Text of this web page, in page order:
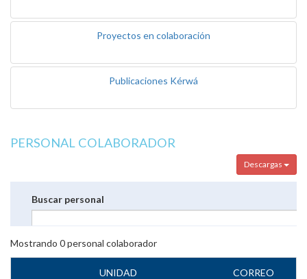
Proyectos en colaboración
Publicaciones Kérwá
PERSONAL COLABORADOR
Descargas
Buscar personal
Mostrando 0personal colaborador
UNIDAD
CORREO